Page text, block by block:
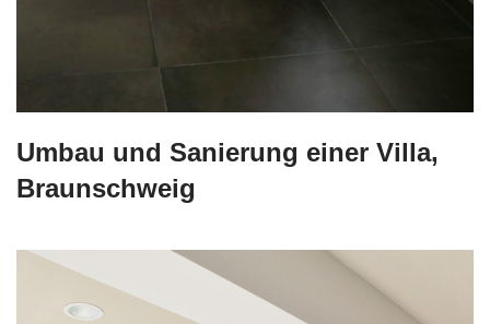
Umbau und Sanierung einer Villa,
Braunschweig